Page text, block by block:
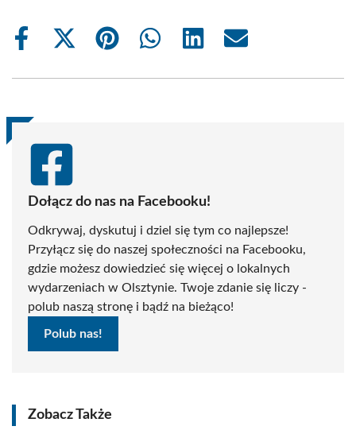
Share
Share
(Twitter)
Share
Share
Share
Share
Dołącz do nas na Facebooku!
Odkrywaj, dyskutuj i dziel się tym co najlepsze!
Przyłącz się do naszej społeczności na Facebooku,
gdzie możesz dowiedzieć się więcej o lokalnych
wydarzeniach w Olsztynie. Twoje zdanie się liczy -
polub naszą stronę i bądź na bieżąco!
Polub nas!
Zobacz Także